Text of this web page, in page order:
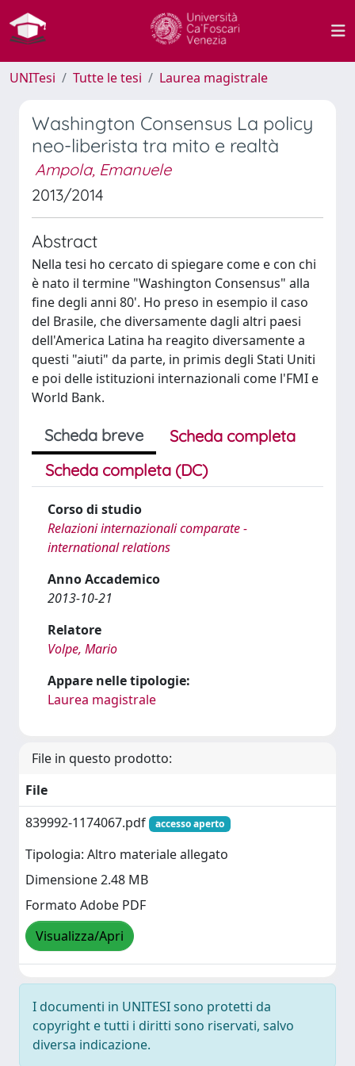
UNITesi Tutte le tesi Laurea magistrale
Washington Consensus La policy
neo-liberista tra mito e realtà
Ampola, Emanuele
2013/2014
Abstract
Nella tesi ho cercato di spiegare come e con chi
è nato il termine "Washington Consensus" alla
fine degli anni 80'. Ho preso in esempio il caso
del Brasile, che diversamente dagli altri paesi
dell'America Latina ha reagito diversamente a
questi "aiuti" da parte, in primis degli Stati Uniti
e poi delle istituzioni internazionali come l'FMI e
World Bank.
Scheda breve
Scheda completa
Scheda completa (DC)
Corso di studio
Relazioni internazionali comparate -
international relations
Anno Accademico
2013-10-21
Relatore
Volpe, Mario
Appare nelle tipologie:
Laurea magistrale
File in questo prodotto:
File
839992-1174067.pdf
accesso aperto
Tipologia: Altro materiale allegato
Dimensione 2.48 MB
Formato Adobe PDF
Visualizza/Apri
I documenti in UNITESI sono protetti da
copyright e tutti i diritti sono riservati, salvo
diversa indicazione.